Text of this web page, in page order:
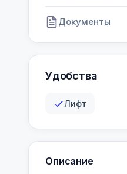
Документы
Удобства
Лифт
Описание